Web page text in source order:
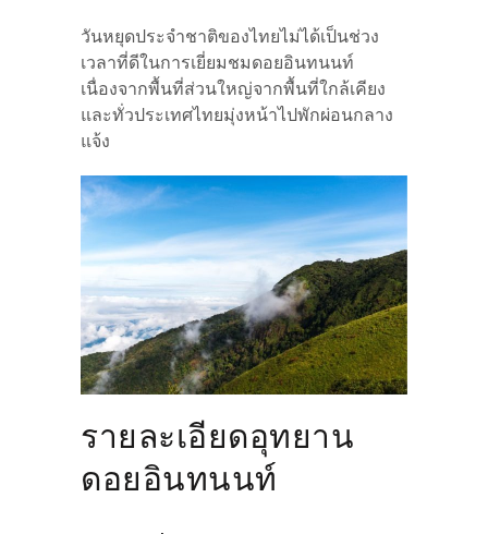
วันหยุดประจำชาติของไทยไม่ได้เป็นช่วง
เวลาที่ดีในการเยี่ยมชมดอยอินทนนท์
เนื่องจากพื้นที่ส่วนใหญ่จากพื้นที่ใกล้เคียง
และทั่วประเทศไทยมุ่งหน้าไปพักผ่อนกลาง
แจ้ง
รายละเอียดอุทยาน
ดอยอินทนนท์